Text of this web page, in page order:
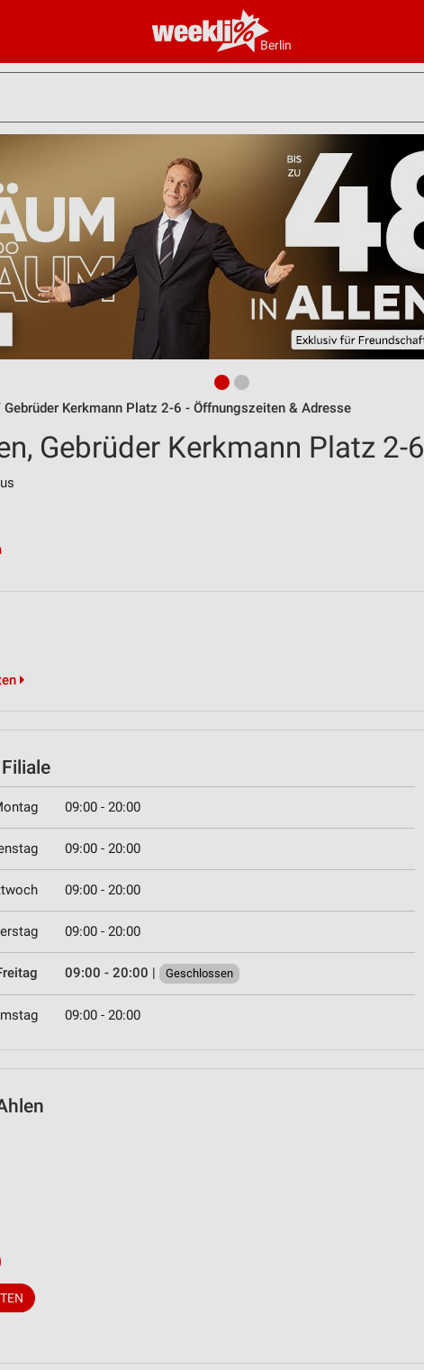
Berlin
Kerkmann Platz 2-6 - Öffnungszeiten & Adresse
Gebrüder Kerkmann Platz 2-6
09:00 - 20:00
09:00 - 20:00
09:00 - 20:00
09:00 - 20:00
09:00 - 20:00 | Geschlossen
09:00 - 20:00